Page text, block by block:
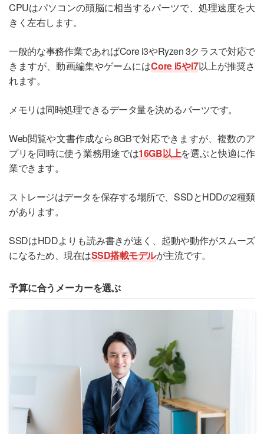
CPUはパソコンの頭脳に相当するパーツで、処理速度を大
きく左右します。
一般的な事務作業であればCore i3やRyzen 3クラスで対応で
きますが、動画編集やゲームにはCore i5やi7以上が推奨さ
れます。
メモリは同時処理できるデータ量を決めるパーツです。
Web閲覧や文書作成なら8GBで対応できますが、複数のア
プリを同時に使う業務用途では16GB以上を選ぶと快適に作
業できます。
ストレージはデータを保存する場所で、SSDとHDDの2種類
があります。
SSDはHDDよりも読み書きが速く、起動や動作がスムーズ
になるため、現在はSSD搭載モデルが主流です。
予算に合うメーカーを選ぶ